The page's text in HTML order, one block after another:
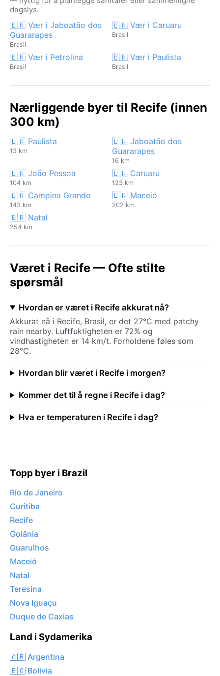
dagslys.
🇧🇷 Vær i Jaboatão dos
Guararapes
Brasil
🇧🇷 Vær i Caruaru
Brasil
🇧🇷 Vær i Petrolina
Brasil
🇧🇷 Vær i Paulista
Brasil
Nærliggende byer til Recife (innen
300 km)
🇧🇷 Paulista
13 km
🇧🇷 Jaboatão dos
Guararapes
16 km
🇧🇷 João Pessoa
104 km
🇧🇷 Caruaru
123 km
🇧🇷 Campina Grande
143 km
🇧🇷 Maceió
202 km
🇧🇷 Natal
254 km
Været i Recife — Ofte stilte
spørsmål
Hvordan er været i Recife akkurat nå?
Akkurat nå i Recife, Brasil, er det 27°C med patchy
rain nearby. Luftfuktigheten er 72% og
vindhastigheten er 14 km/t. Forholdene føles som
28°C.
Hvordan blir været i Recife i morgen?
Kommer det til å regne i Recife i dag?
Hva er temperaturen i Recife i dag?
Topp byer i Brazil
Rio de Janeiro
Curitiba
Recife
Goiânia
Guarulhos
Maceió
Natal
Teresina
Nova Iguaçu
Duque de Caxias
Land i Sydamerika
🇦🇷 Argentina
🇧🇴 Bolivia